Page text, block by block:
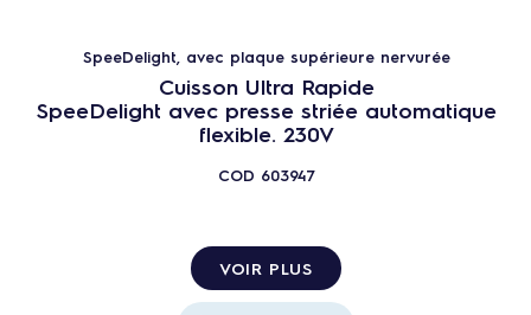
SpeeDelight, avec plaque supérieure nervurée
Cuisson Ultra Rapide
SpeeDelight avec presse striée automatique
flexible. 230V
COD 603947
VOIR PLUS